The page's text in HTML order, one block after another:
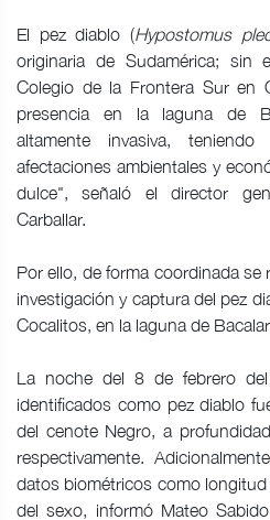
El pez diablo (Hypostomus
originaria de Sudamérica; sin
Colegio de la Frontera Sur en
presencia en la laguna de
altamente invasiva,
afectaciones ambientales y
dulce", señaló el director
Carballar.
Por ello, de forma coordinada se
investigación y captura del pez
Cocalitos, en la laguna de
La noche del 8 de febrero
identificados como pez diablo
del cenote Negro, a
respectivamente.
datos biométricos como
del sexo, informó Mateo